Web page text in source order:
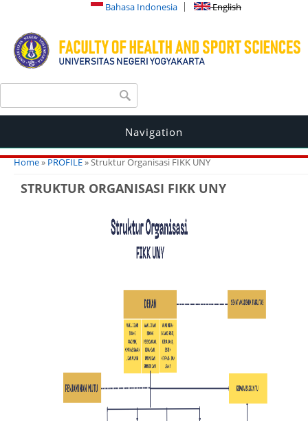
Bahasa Indonesia English
Search form
Navigation
You are here
Home»PROFILE» Struktur Organisasi FIKK UNY
STRUKTUR ORGANISASI FIKK UNY